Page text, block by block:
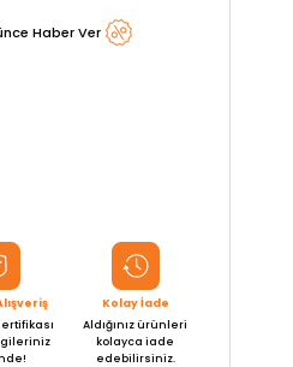
Haber Ver
Kolay İade
Aldığınız ürünleri
kolayca iade
edebilirsiniz.